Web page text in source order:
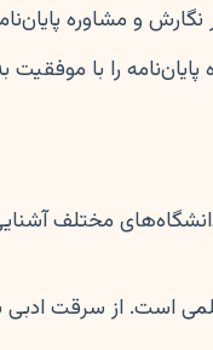
و مشاوره
را با موفقیت
مختلف
است. از سرقت